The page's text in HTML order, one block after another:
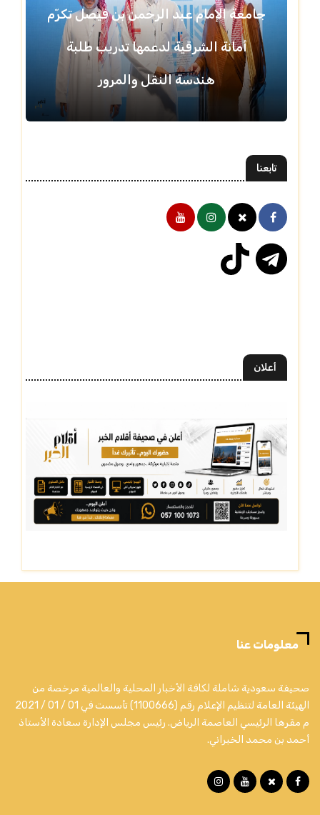
جامعة الإمام عبد الرحمن بن فيصل تكرّم
أمانة الشرقية لدعمها تدريب طلبة
هندسة النقل والمرور
تابعنا
أعلان
معلومات عنا
صحيفة سعودية شاملة لكافة الأخبار المحلية والعالمية مرخصة من
الهيئة العامة لتنظيم الإعلام رقم (1100666) تأسست في 01 / 01 / 2021
م مقرها الرئيسي العاصمة الرياض. رئيس مجلس الإدارة سعادة الأستاذ
أحمد بن محمد الخبراني.